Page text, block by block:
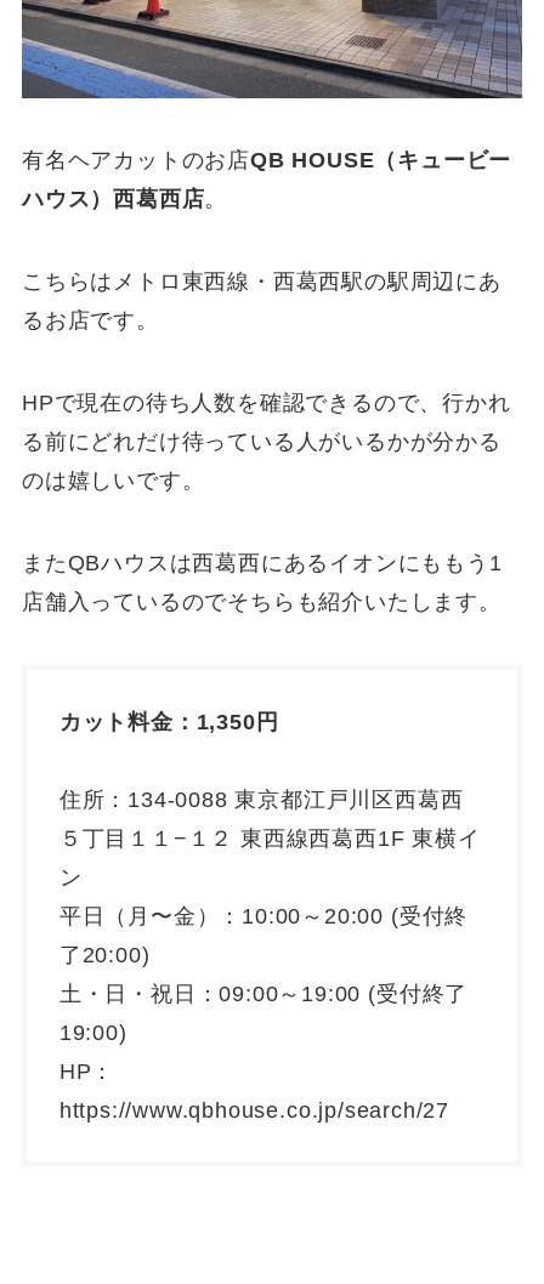
有名ヘアカットのお店QB HOUSE（キュービー
ハウス）西葛西店。
こちらはメトロ東西線・西葛西駅の駅周辺にあ
るお店です。
HPで現在の待ち人数を確認できるので、行かれ
る前にどれだけ待っている人がいるかが分かる
のは嬉しいです。
またQBハウスは西葛西にあるイオンにももう1
店舗入っているのでそちらも紹介いたします。
カット料金：1,350円
住所：134-0088 東京都江戸川区西葛西
５丁目１１−１２ 東西線西葛西1F 東横イ
ン
平日（月〜金）：10:00～20:00 (受付終
了20:00)
土・日・祝日：09:00～19:00 (受付終了
19:00)
HP：
https://www.qbhouse.co.jp/search/27